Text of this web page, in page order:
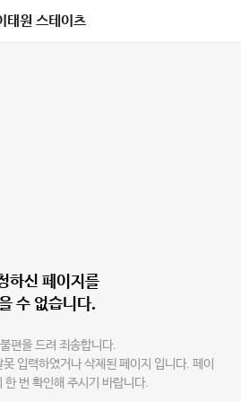
태원 스테이츠
하신 페이지를
수 없습니다.
편을 드려 죄송합니다.
입력하였거나 삭제된 페이지 입니다. 페이
한 번 확인해 주시기 바랍니다.